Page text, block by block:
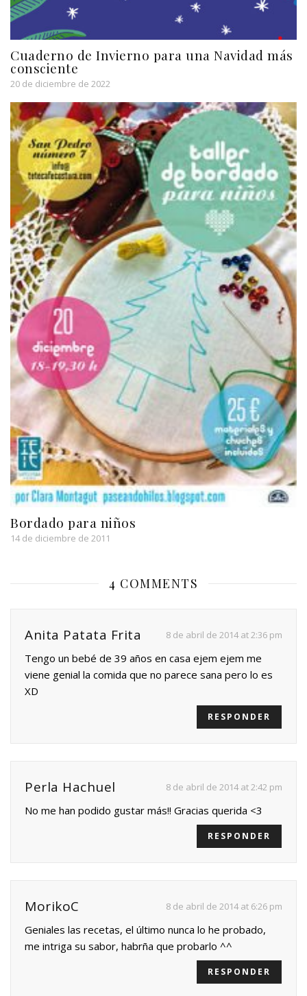
Cuaderno de Invierno para una Navidad más
consciente
20 de diciembre de 2022
Bordado para niños
14 de diciembre de 2011
4 COMMENTS
Anita Patata Frita 8 de abril de 2014 at 2:36 pm
Tengo un bebé de 39 años en casa ejem ejem me
viene genial la comida que no parece sana pero lo es
XD
RESPONDER
Perla Hachuel 8 de abril de 2014 at 2:42 pm
No me han podido gustar más!! Gracias querida <3
RESPONDER
MorikoC 8 de abril de 2014 at 6:26 pm
Geniales las recetas, el último nunca lo he probado,
me intriga su sabor, habrña que probarlo ^^
RESPONDER